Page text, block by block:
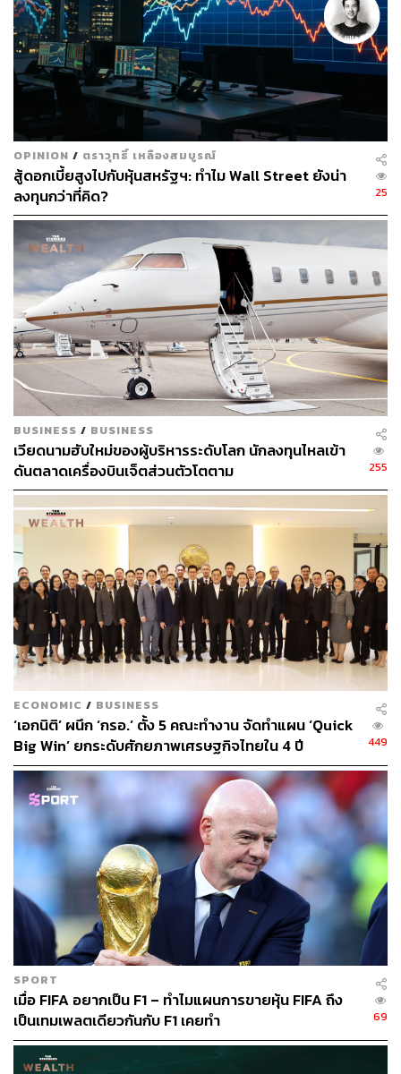
พิสูจน์อักษร: ลักษณ์นารา พักตร์เพียงจันทร์
TAGS: การลงทุน การบินไทย หุ้น สายการบิน
90
ABOUT THE AUTHOR
efinanceThai สำนักข่าวอีไฟแนนซ์ไทย สรุป
ประเด็นข่าวหุ้นล่าสุด-เศรษฐกิจ-การเงิน ที่
รวดเร็วและน่าเชื่อถือที่สุด
www.efinancethai.com
OPINION / ตราวุทธิ์ เหลืองสมบูรณ์
สู้ดอกเบี้ยสูงไปกับหุ้นสหรัฐฯ: ทำไม Wall Street ยังน่า
ลงทุนกว่าที่คิด?
25
BUSINESS / BUSINESS
เวียดนามฮับใหม่ของผู้บริหารระดับโลก นักลงทุนไหลเข้า
ดันตลาดเครื่องบินเจ็ตส่วนตัวโตตาม
255
ECONOMIC / BUSINESS
‘เอกนิติ’ ผนึก ‘กรอ.’ ตั้ง 5 คณะทำงาน จัดทำแผน ‘Quick
Big Win’ ยกระดับศักยภาพเศรษฐกิจไทยใน 4 ปี
449
SPORT
เมื่อ FIFA อยากเป็น F1 – ทำไมแผนการขายหุ้น FIFA ถึง
เป็นเทมเพลตเดียวกันกับ F1 เคยทำ
69